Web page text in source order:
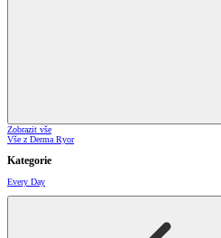
Zobrazit vše
Vše z Derma Ryor
Kategorie
Every Day